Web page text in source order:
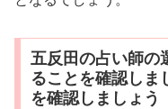
五反田の占い師の
ることを確認しま
を確認しましょう